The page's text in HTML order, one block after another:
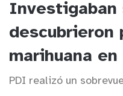
Investigaban
descubrieron
marihuana
PDI realizó un